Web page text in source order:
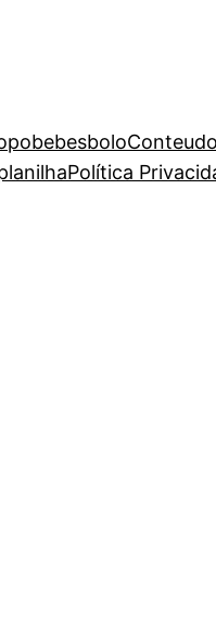
bebesboloConteudo
Política